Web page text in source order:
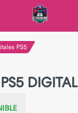
PS5
DIGITAL